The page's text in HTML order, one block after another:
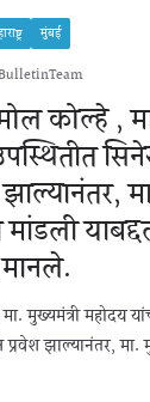
मुंबई
कोल्हे ,
मुख्यमंत्री महोदय
प्रवेश झाल्यानंतर, मा.